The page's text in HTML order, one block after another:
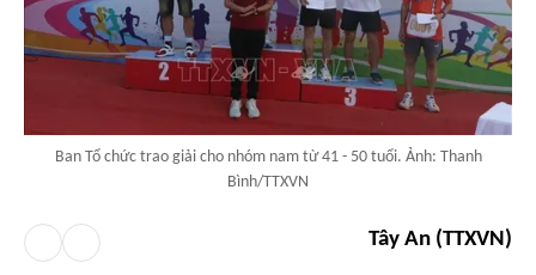
Ban Tổ chức trao giải cho nhóm nam từ 41 - 50 tuổi. Ảnh: Thanh
Bình/TTXVN
Tây An (TTXVN)